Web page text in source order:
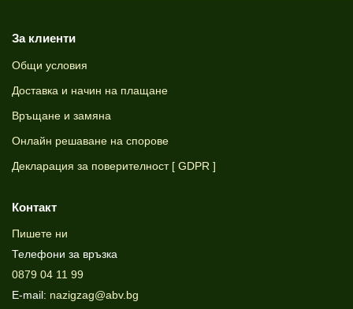
За клиенти
Общи условия
Доставка и начин на плащане
Връщане и замяна
Онлайн решаване на спорове
Декларация за поверителност [ GDPR ]
Контакт
Пишете ни
Телефони за връзка
0879 04 11 99
E-mail: nazigzag@abv.bg